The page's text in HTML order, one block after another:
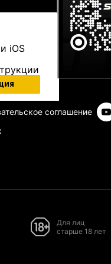
iOS
соглашение
Для лиц
старше 18 лет